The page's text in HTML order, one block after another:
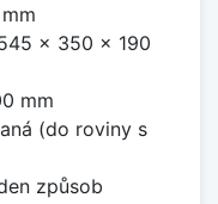
x 350 x 190
mm
(do roviny s
způsob